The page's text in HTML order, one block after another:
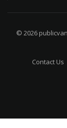
© 2026
Contact Us